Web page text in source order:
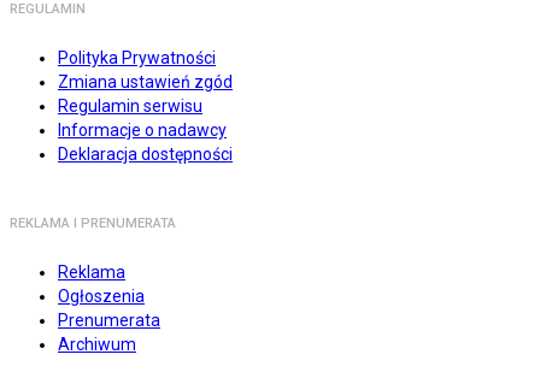
REGULAMIN
Polityka Prywatności
Zmiana ustawień zgód
Regulamin serwisu
Informacje o nadawcy
Deklaracja dostępności
REKLAMA I PRENUMERATA
Reklama
Ogłoszenia
Prenumerata
Archiwum